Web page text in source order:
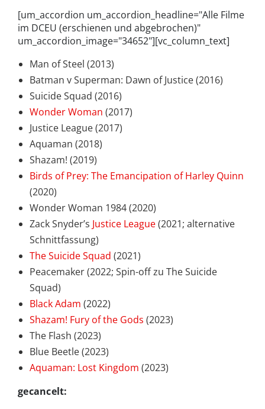
[um_accordion um_accordion_headline="Alle Filme
im DCEU (erschienen und abgebrochen)"
um_accordion_image="34652"][vc_column_text]
Man of Steel (2013)
Batman v Superman: Dawn of Justice (2016)
Suicide Squad (2016)
Wonder Woman (2017)
Justice League (2017)
Aquaman (2018)
Shazam! (2019)
Birds of Prey: The Emancipation of Harley Quinn
(2020)
Wonder Woman 1984 (2020)
Zack Snyder’s Justice League(2021; alternative
Schnittfassung)
The Suicide Squad (2021)
Peacemaker (2022; Spin-off zu The Suicide
Squad)
Black Adam (2022)
Shazam! Fury of the Gods (2023)
The Flash (2023)
Blue Beetle (2023)
Aquaman: Lost Kingdom (2023)
gecancelt: